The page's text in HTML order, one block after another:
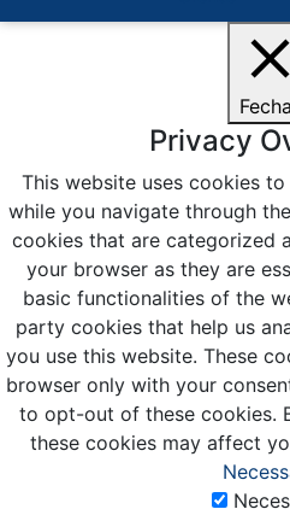
Privacy
This website uses cookies
while you navigate through
cookies that are categorized
your browser as they are
basic functionalities of the
party cookies that help us
you use this website. These
browser only with your
to opt-out of these cookies.
these cookies may affect